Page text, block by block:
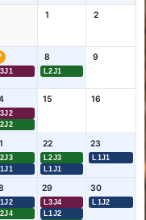
1 2
8
L2J1
9
15 16
22
L2J3
L1J1
23
L1J1
29
L3J4
L1J2
30
L1J2